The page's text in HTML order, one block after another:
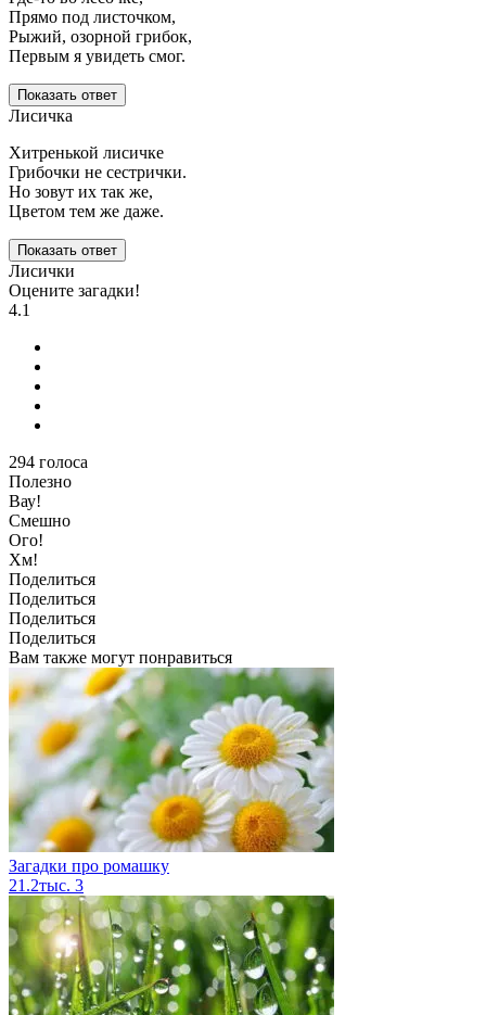
Прямо под листочком,
Рыжий, озорной грибок,
Первым я увидеть смог.
Показать ответ
Лисичка
Хитренькой лисичке
Грибочки не сестрички.
Но зовут их так же,
Цветом тем же даже.
Показать ответ
Лисички
Оцените загадки!
4.1
294 голоса
Полезно
Вау!
Смешно
Ого!
Хм!
Поделиться
Поделиться
Поделиться
Поделиться
Вам также могут понравиться
Загадки про ромашку
21.2тыс. 3